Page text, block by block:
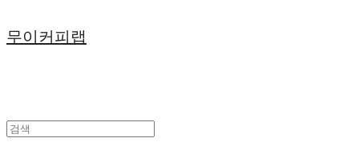
무이커피랩